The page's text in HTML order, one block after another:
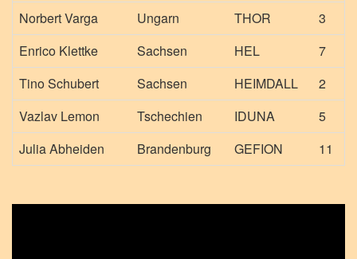
Norbert Varga
Ungarn THOR
3
Enrico Klettke
Sachsen HEL
7
Tino Schubert
Sachsen HEIMDALL
2
Vazlav Lemon
Tschechien IDUNA
5
Julia Abheiden
Brandenburg GEFION 11